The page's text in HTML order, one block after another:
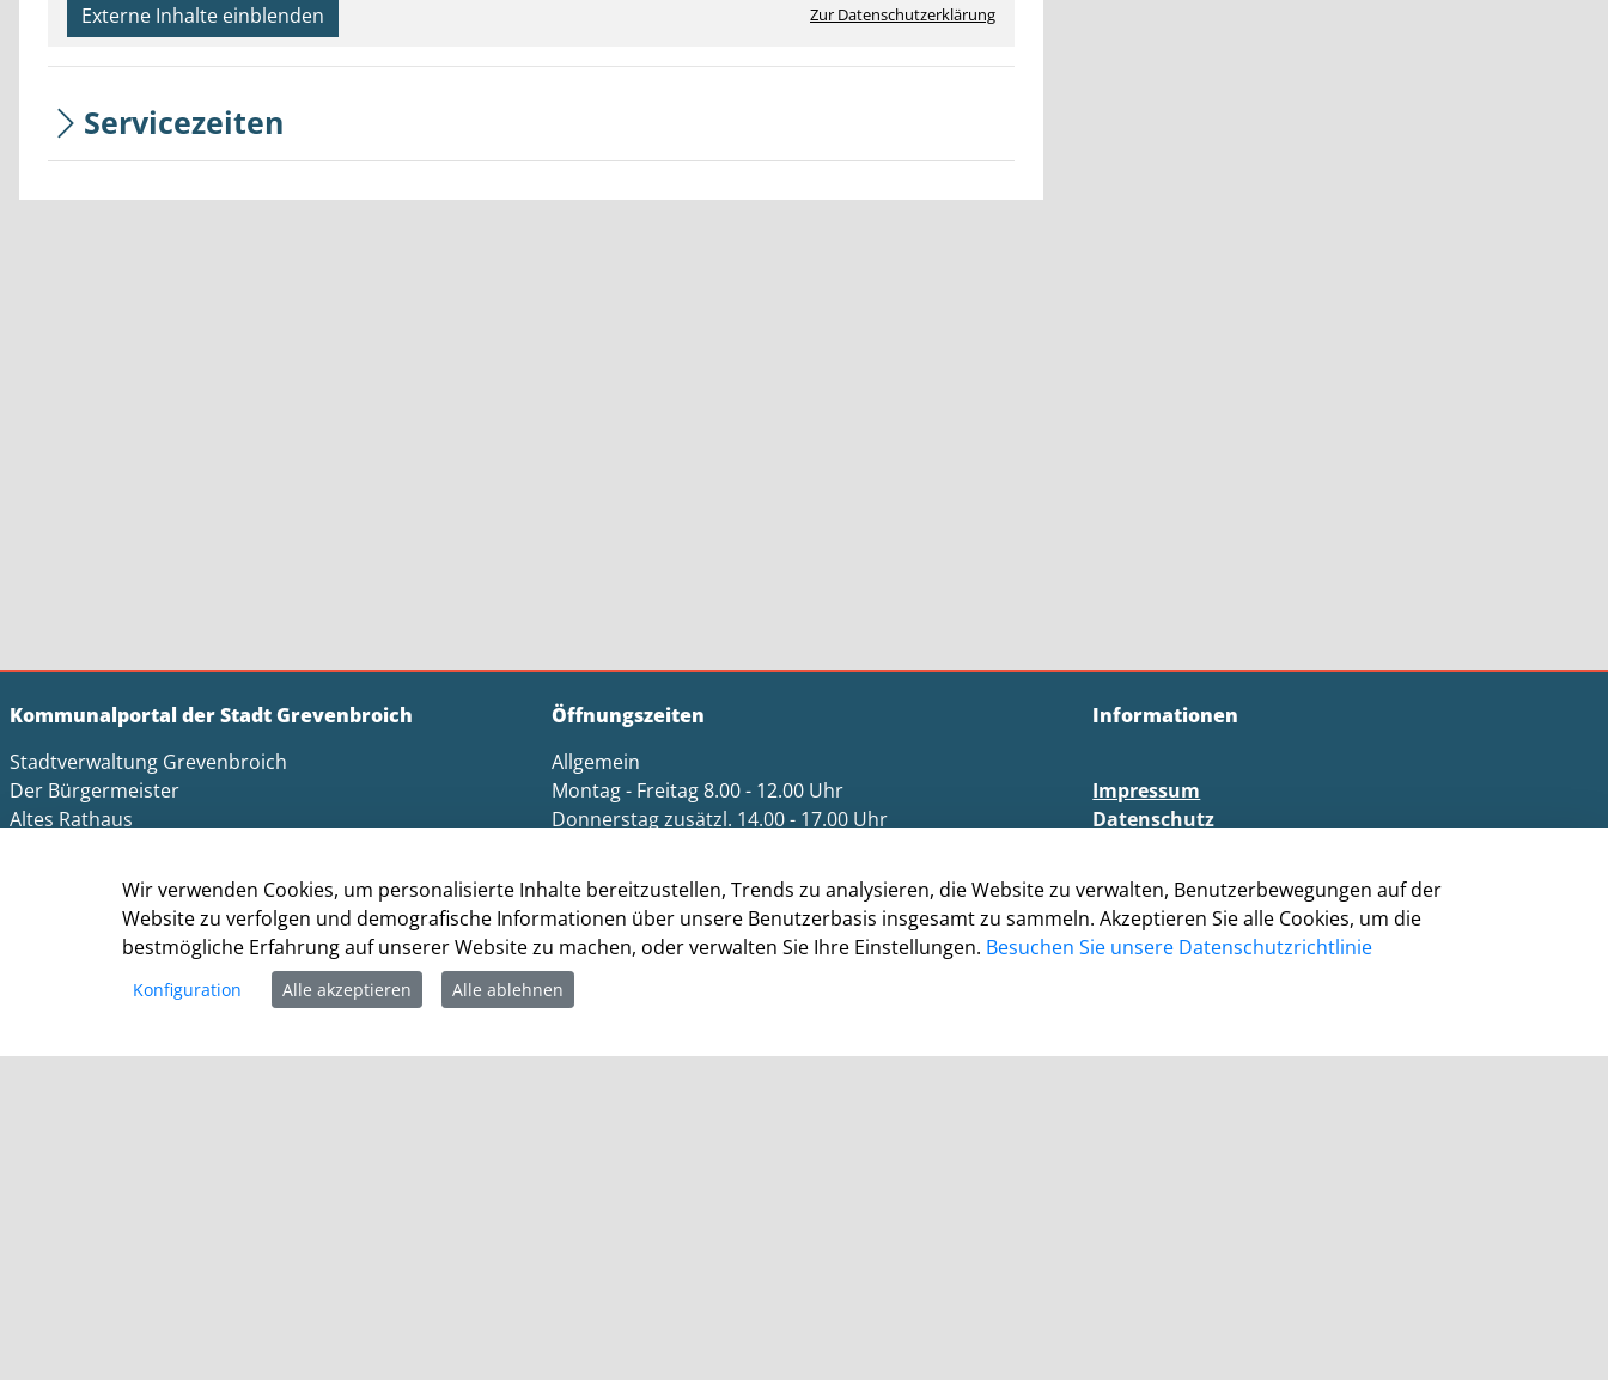
Externe Inhalte einblenden Zur Datenschutzerklärung
Servicezeiten
Kommunalportal der Stadt Grevenbroich
Stadtverwaltung Grevenbroich
Der Bürgermeister
Altes Rathaus
41515 Grevenbroich
Telefon: +49 (0) 2181 / 608 - 0
Telefax: +49 (0) 2181/ 608 - 202
info@grevenbroich.de
Öffnungszeiten
Allgemein
Montag - Freitag 8.00 - 12.00 Uhr
Donnerstag zusätzl. 14.00 - 17.00 Uhr
Montag 8.00 - 16.00 Uhr
Dienstag 8.00 - 16.00 Uhr
Mittwoch 7.00 - 12.30 Uhr
Donnerstag 9.00 - 18.00 Uhr
Freitag 8.00 - 12.30 Uhr
Ein Besuch des Bürgerbüros ist generell nur mit
Informationen
Impressum
Datenschutz
Cookie-Richtlinie
Kontakt
Homepage Grevenbroich
Wir verwenden Cookies, um personalisierte Inhalte bereitzustellen, Trends zu analysieren, die Website zu verwalten, Benutzerbewegungen auf der
Website zu verfolgen und demografische Informationen über unsere Benutzerbasis insgesamt zu sammeln. Akzeptieren Sie alle Cookies, um die
bestmögliche Erfahrung auf unserer Website zu machen, oder verwalten Sie Ihre Einstellungen. Besuchen Sie unsere Datenschutzrichtlinie
Konfiguration Alle akzeptieren Alle ablehnen